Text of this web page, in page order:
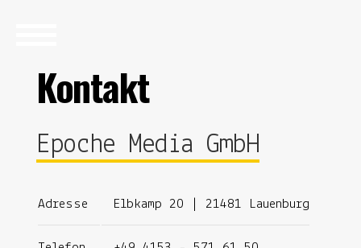
Kontakt
Epoche Media GmbH
Adresse Elbkamp 20 | 21481 Lauenburg